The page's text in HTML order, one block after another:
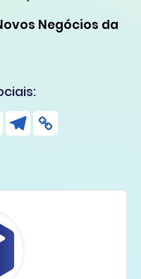
Negócios da